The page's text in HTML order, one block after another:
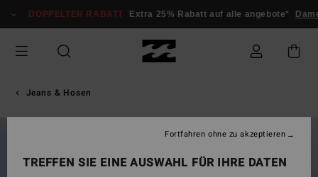
zur
springen
DOPPELTER RABATT Extra 25% Rabatt auf alle angebote*
Jeans & Hosen
TREFFEN SIE EINE AUSWAHL FÜR IHRE DATEN
Fortfahren ohne zu akzeptieren